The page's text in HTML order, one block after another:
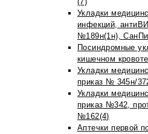
Укладки
инфекций,
№189н(1н),
Посиндромные
кишечном
Укладки
приказ № 345н/
Укладки
приказ №342,
№162(4)
Аптечки первой